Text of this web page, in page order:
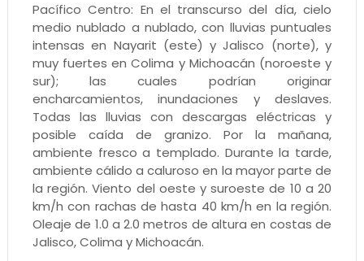
Pacífico Centro: En el transcurso del día, cielo
medio nublado a nublado, con lluvias puntuales
intensas en Nayarit (este) y Jalisco (norte), y
muy fuertes en Colima y Michoacán (noroeste y
sur); las cuales podrían originar
encharcamientos, inundaciones y deslaves.
Todas las lluvias con descargas eléctricas y
posible caída de granizo. Por la mañana,
ambiente fresco a templado. Durante la tarde,
ambiente cálido a caluroso en la mayor parte de
la región. Viento del oeste y suroeste de 10 a 20
km/h con rachas de hasta 40 km/h en la región.
Oleaje de 1.0 a 2.0 metros de altura en costas de
Jalisco, Colima y Michoacán.